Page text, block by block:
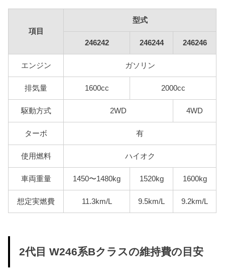
項目
型式
246242 246244 246246
エンジン ガソリン
排気量 1600cc 2000cc
駆動方式 2WD 4WD
ターボ 有
使用燃料 ハイオク
車両重量 1450〜1480kg 1520kg 1600kg
想定実燃費 11.3km/L 9.5km/L 9.2km/L
2代目 W246系Bクラスの維持費の目安